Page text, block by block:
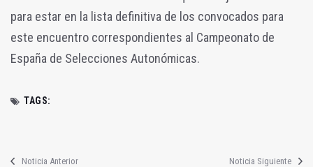
para estar en la lista definitiva de los convocados para
este encuentro correspondientes al Campeonato de
España de Selecciones Autonómicas.
TAGS:
Noticia Anterior Noticia Siguiente